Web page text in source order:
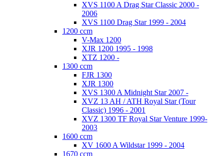
XVS 1100 A Drag Star Classic 2000 -
2006
XVS 1100 Drag Star 1999 - 2004
1200 ccm
V-Max 1200
XJR 1200 1995 - 1998
XTZ 1200 -
1300 ccm
FJR 1300
XJR 1300
XVS 1300 A Midnight Star 2007 -
XVZ 13 AH / ATH Royal Star (Tour
Classic) 1996 - 2001
XVZ 1300 TF Royal Star Venture 1999-
2003
1600 ccm
XV 1600 A Wildstar 1999 - 2004
1670 ccm